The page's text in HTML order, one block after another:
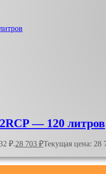
— 120 литров
₽.28 703 ₽Текущая цена: 28